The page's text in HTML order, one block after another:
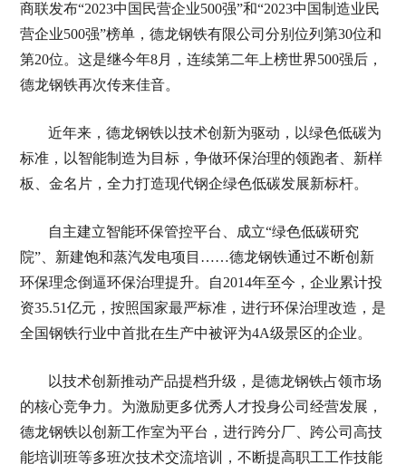
商联发布“2023中国民营企业500强”和“2023中国制造业民
营企业500强”榜单，德龙钢铁有限公司分别位列第30位和
第20位。这是继今年8月，连续第二年上榜世界500强后，
德龙钢铁再次传来佳音。
近年来，德龙钢铁以技术创新为驱动，以绿色低碳为
标准，以智能制造为目标，争做环保治理的领跑者、新样
板、金名片，全力打造现代钢企绿色低碳发展新标杆。
自主建立智能环保管控平台、成立“绿色低碳研究
院”、新建饱和蒸汽发电项目……德龙钢铁通过不断创新
环保理念倒逼环保治理提升。自2014年至今，企业累计投
资35.51亿元，按照国家最严标准，进行环保治理改造，是
全国钢铁行业中首批在生产中被评为4A级景区的企业。
以技术创新推动产品提档升级，是德龙钢铁占领市场
的核心竞争力。为激励更多优秀人才投身公司经营发展，
德龙钢铁以创新工作室为平台，进行跨分厂、跨公司高技
能培训班等多班次技术交流培训，不断提高职工工作技能